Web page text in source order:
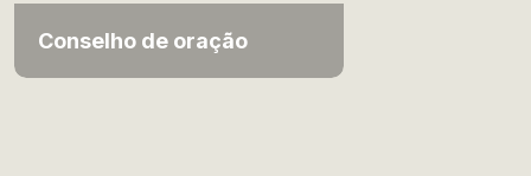
Conselho de oração